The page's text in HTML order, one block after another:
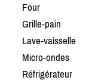
Four
Grille-pain
Lave-vaisselle
Micro-ondes
Réfrigérateur